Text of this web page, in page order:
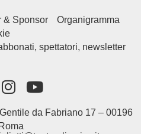
& Sponsor
Organigramma
spettatori, newsletter
da Fabriano 17 – 00196